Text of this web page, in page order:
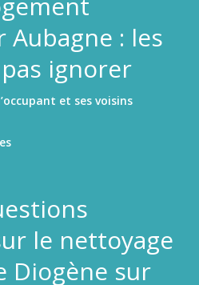
: les
ignorer
et ses voisins
le nettoyage
Diogène sur